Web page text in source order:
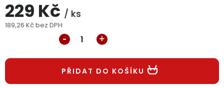
Reklamační formulář Odstoupení ve lhůtě 14 dní
Obchodní podmínky Reklamační řád
229 Kč / ks
189,26 Kč bez DPH
PŘIDAT DO KOŠÍKU